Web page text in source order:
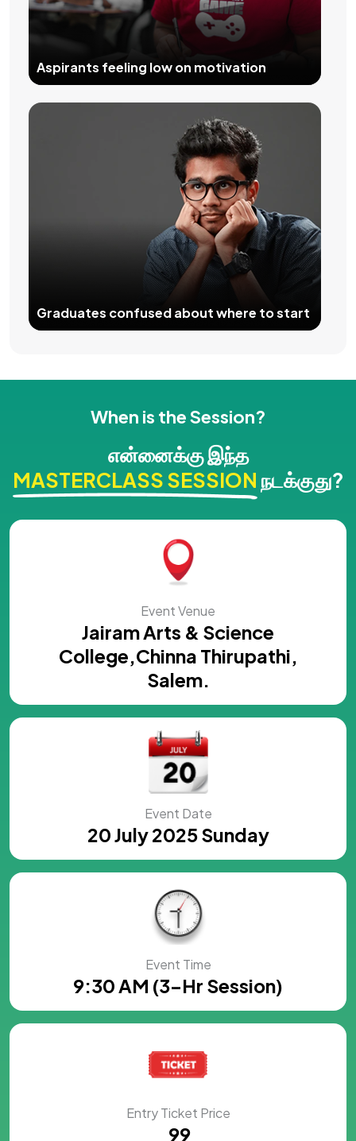
Aspirants feeling low on motivation
Graduates confused about where to start
When is the Session?
என்னைக்கு இந்த
MASTERCLASS SESSION நடக்குது?
Event Venue
Jairam Arts & Science
College,Chinna Thirupathi,
Salem.
Event Date
20 July 2025 Sunday
Event Time
9:30 AM (3-Hr Session)
Entry Ticket Price
₹ 99